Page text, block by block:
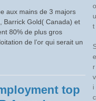
aux mains de 3 majors
Barrick Gold( Canada) et
80% de plus gros
de l’or qui serait un
top
o
u
t
e
r
v
i
c